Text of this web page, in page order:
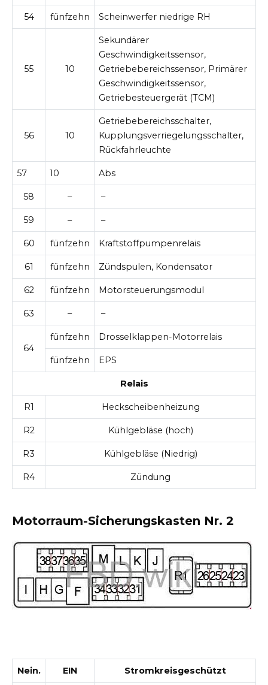
54 fünfzehn Scheinwerfer niedrige RH
55 10
Sekundärer
Geschwindigkeitssensor,
Getriebebereichssensor, Primärer
Geschwindigkeitssensor,
Getriebesteuergerät (TCM)
56 10
Getriebebereichsschalter,
Kupplungsverriegelungsschalter,
Rückfahrleuchte
57 10 Abs
58 – –
59 – –
60 fünfzehn Kraftstoffpumpenrelais
61 fünfzehn Zündspulen, Kondensator
62 fünfzehn Motorsteuerungsmodul
63 – –
64
fünfzehn Drosselklappen-Motorrelais
fünfzehn EPS
Relais
R1 Heckscheibenheizung
R2 Kühlgebläse (hoch)
R3 Kühlgebläse (Niedrig)
R4 Zündung
Motorraum-Sicherungskasten Nr. 2
Nein. EIN Stromkreisgeschützt